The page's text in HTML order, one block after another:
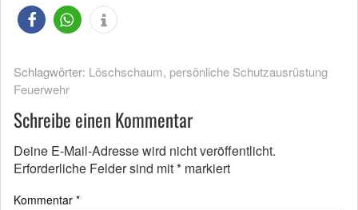
Schlagwörter: Löschschaum, persönliche Schutzausrüstung
Feuerwehr
Schreibe einen Kommentar
Deine E-Mail-Adresse wird nicht veröffentlicht.
Erforderliche Felder sind mit* markiert
Kommentar *